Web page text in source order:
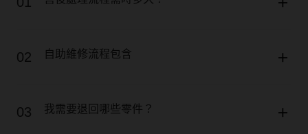
02 自助維修流程包含
03 我需要退回哪些零件？